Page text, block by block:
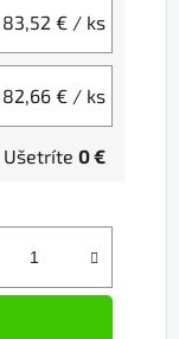
83,52 € / ks
82,66 € / ks
Ušetríte 0 €